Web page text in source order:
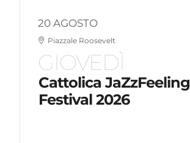
20 AGOSTO
Piazzale Roosevelt
GIOVEDÌ
Cattolica JaZzFeeling
Festival 2026